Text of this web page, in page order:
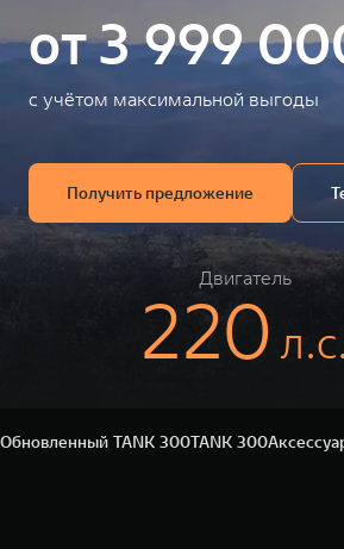
от 3 999
с учётом максимальной выгоды
Получить предложение
Двигатель
220 л.c.
Обновленный TANK 300TANK 300